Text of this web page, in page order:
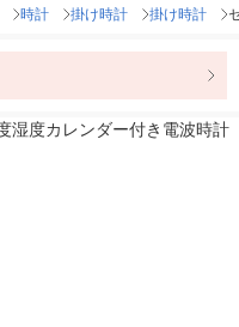
時計 掛け時計 掛け時計